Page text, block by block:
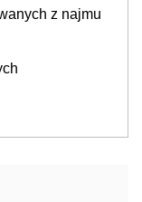
z najmu